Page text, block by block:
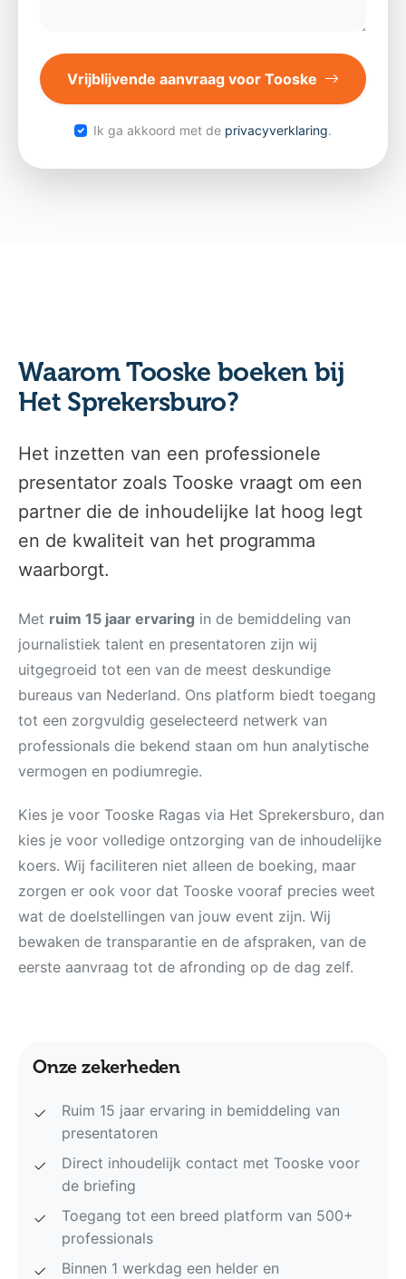
Vrijblijvende aanvraag voor Tooske
Ik ga akkoord met de privacyverklaring.
Waarom Tooske boeken bij
Het Sprekersburo?
Het inzetten van een professionele
presentator zoals Tooske vraagt om een
partner die de inhoudelijke lat hoog legt
en de kwaliteit van het programma
waarborgt.
Met ruim 15 jaar ervaring in de bemiddeling van
journalistiek talent en presentatoren zijn wij
uitgegroeid tot een van de meest deskundige
bureaus van Nederland. Ons platform biedt toegang
tot een zorgvuldig geselecteerd netwerk van
professionals die bekend staan om hun analytische
vermogen en podiumregie.
Kies je voor Tooske Ragas via Het Sprekersburo, dan
kies je voor volledige ontzorging van de inhoudelijke
koers. Wij faciliteren niet alleen de boeking, maar
zorgen er ook voor dat Tooske vooraf precies weet
wat de doelstellingen van jouw event zijn. Wij
bewaken de transparantie en de afspraken, van de
eerste aanvraag tot de afronding op de dag zelf.
Onze zekerheden
Ruim 15 jaar ervaring in bemiddeling van
presentatoren
Direct inhoudelijk contact met Tooske voor
de briefing
Toegang tot een breed platform van 500+
professionals
Binnen 1 werkdag een helder en